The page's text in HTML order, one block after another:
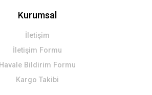
Kurumsal
İletişim
İletişim Formu
Havale Bildirim Formu
Kargo Takibi